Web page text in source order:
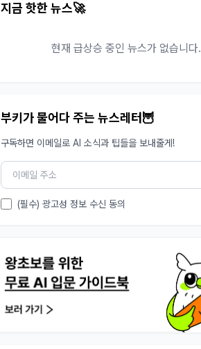
지금 핫한 뉴스🚀
현재 급상승 중인 뉴스가 없습니다.
부키가 물어다 주는 뉴스레터🦉
구독하면 이메일로 AI 소식과 팁들을 보내줄게!
(필수) 광고성 정보 수신 동의